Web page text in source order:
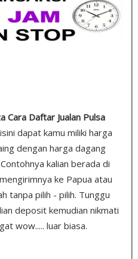
Cara Daftar Jualan Pulsa
dapat kamu miliki harga
dengan harga dagang
kalian berada di
ke Papua atau
tanpa pilih - pilih. Tunggu
deposit kemudian nikmati
wow..... luar biasa.